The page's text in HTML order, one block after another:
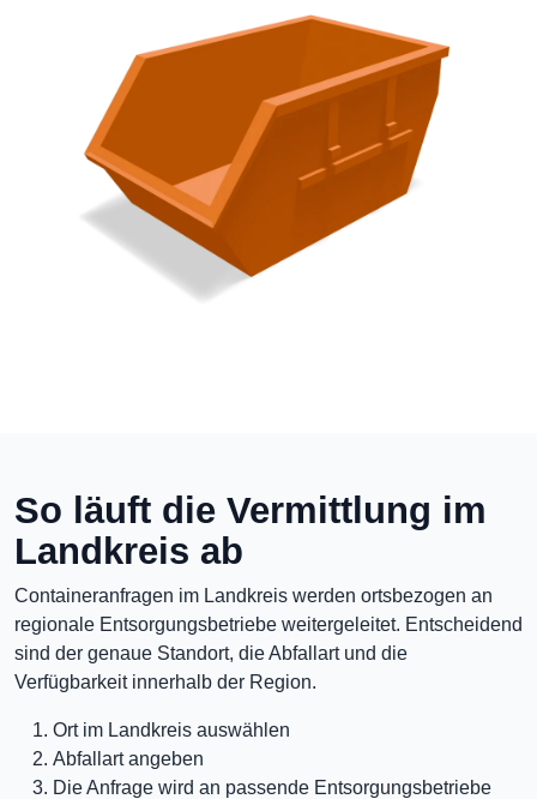
So läuft die Vermittlung im
Landkreis ab
Containeranfragen im Landkreis werden ortsbezogen an
regionale Entsorgungsbetriebe weitergeleitet. Entscheidend
sind der genaue Standort, die Abfallart und die
Verfügbarkeit innerhalb der Region.
Ort im Landkreis auswählen
Abfallart angeben
Die Anfrage wird an passende Entsorgungsbetriebe